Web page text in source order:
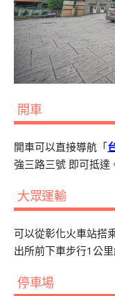
開車
開車可以直接導航「
強三路三號 即可抵達
大眾運輸
可以從彰化火車站搭
出所前下車步行1 公
停車場